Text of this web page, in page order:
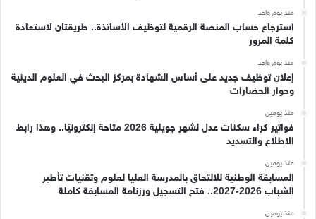
منذ يوم واحد
استرجاع حساب المنصة الرقمية لتوظيف الأساتذة.. طريقتان لاستعادة
كلمة المرور
منذ يوم واحد
إعلان توظيف جديد على أساس الشهادة بمركز البحث في العلوم الدينية
وحوار الحضارات
منذ يومين
فواتير كراء سكنات عدل لشهر جويلية 2026 متاحة إلكترونيًا.. وهذا رابط
الاطلاع والتسديد
منذ يومين
المسابقة الوطنية للالتحاق بالمدرسة العليا لعلوم وتقنيات تأطير
الشباب 2026-2027.. فتح التسجيل ورزنامة المسابقة كاملة
منذ يومين